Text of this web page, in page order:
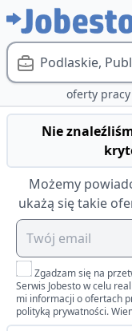
Podlaskie,
oferty
Nie
Możemy
ukażą się takie
Zgadzam się na
Serwis Jobesto w celu
mi informacji o ofertach
polityką prywatności.